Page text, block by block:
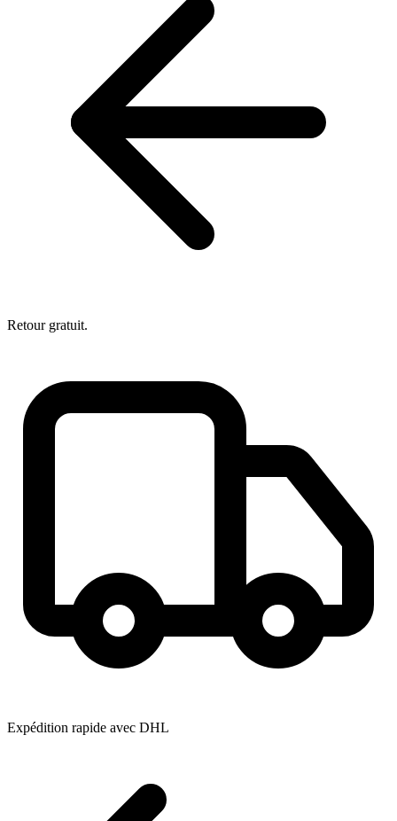
Retour gratuit.
Expédition rapide avec DHL